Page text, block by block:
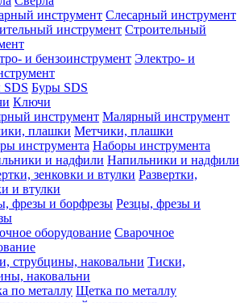
Слесарный инструмент
Строительный
Электро- и
Буры SDS
Ключи
Малярный инструмент
Метчики, плашки
Наборы инструмента
Напильники и надфили
Развертки,
и втулки
Резцы, фрезы и
Сварочное
Тиски,
наковальни
Щетка по металлу